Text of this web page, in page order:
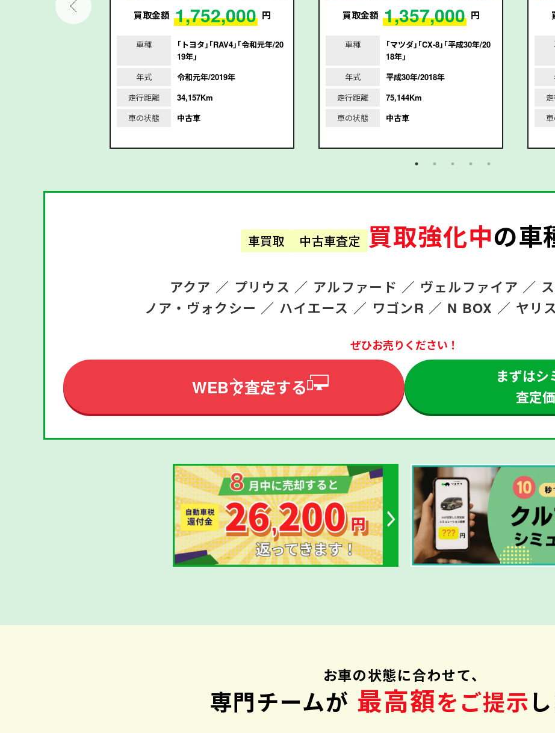
買取金額 1,752,000 円
車種
｢トヨタ｣｢RAV4｣｢令和元年/20
19年｣
年式
令和元年/2019年
走行距離
34,157Km
車の状態
中古車
買取金額 1,357,000 円
車種
｢マツダ｣｢CX-8｣｢平成30年/20
18年｣
年式
平成30年/2018年
走行距離
75,144Km
車の状態
中古車
車買取 中古車査定 買取強化中の車
アクア ／ プリウス ／ アルファード ／ ヴェルファイア ／
ノア・ヴォクシー ／ ハイエース ／ ワゴンR ／ N BOX ／ ヤリ
ぜひお売りください！
WEBで査定する
まずはシ
査定
お車の状態に合わせて、
専門チームが 最高額をご提示